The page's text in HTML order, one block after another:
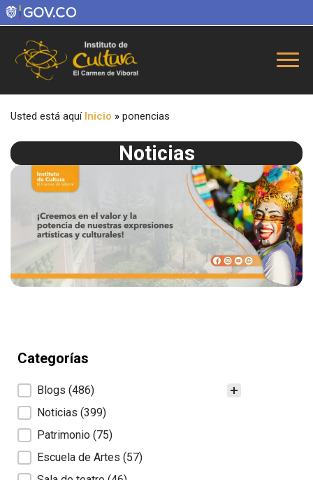
Usted está aquí Inicio » ponencias
Noticias
Categorías
Categorías
Blogs (486)
Noticias (399)
Patrimonio (75)
Escuela de Artes (57)